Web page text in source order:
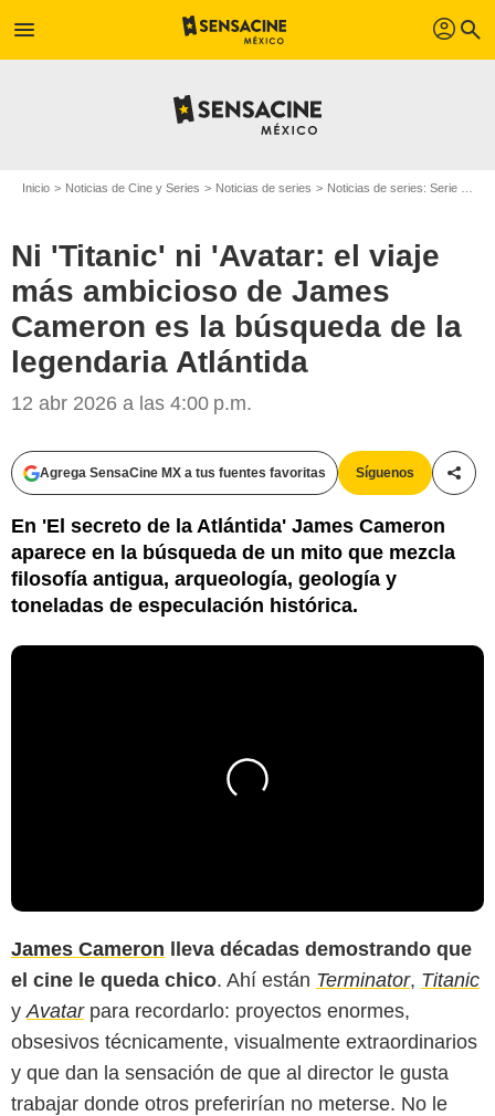
menu profil search
Inicio Noticias de Cine y Series Noticias de series Noticias de series: Serie de televisión
Ni 'Titanic' ni 'Avatar: el viaje
más ambicioso de James
Cameron es la búsqueda de la
legendaria Atlántida
12 abr 2026 a las 4:00 p.m.
Agrega SensaCine MX a tus fuentes favoritas Síguenos
En 'El secreto de la Atlántida' James Cameron
aparece en la búsqueda de un mito que mezcla
filosofía antigua, arqueología, geología y
toneladas de especulación histórica.
James Cameron lleva décadas demostrando que
el cine le queda chico. Ahí están Terminator, Titanic
y Avatarpara recordarlo: proyectos enormes,
obsesivos técnicamente, visualmente extraordinarios
y que dan la sensación de que al director le gusta
trabajar donde otros preferirían no meterse. No le